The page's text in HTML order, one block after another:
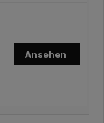
Ansehen